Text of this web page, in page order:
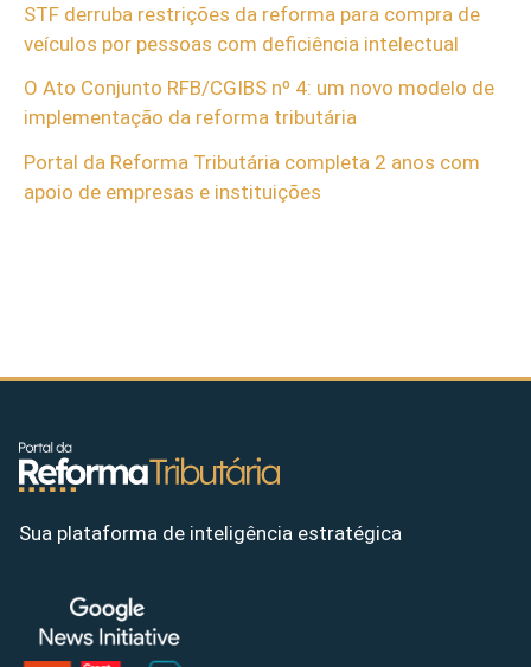
STF derruba restrições da reforma para compra de
veículos por pessoas com deficiência intelectual
O Ato Conjunto RFB/CGIBS nº 4: um novo modelo de
implementação da reforma tributária
Portal da Reforma Tributária completa 2 anos com
apoio de empresas e instituições
Sua plataforma de inteligência estratégica